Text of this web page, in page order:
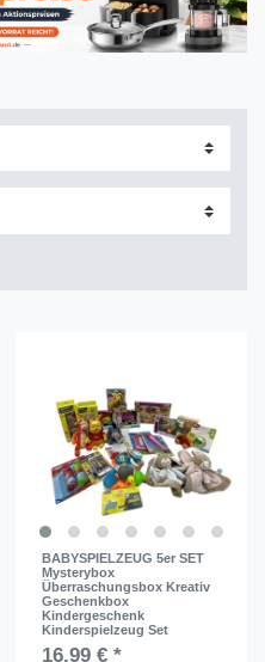
BABYSPIELZEUG 5er SET
Mysterybox
Überraschungsbox Kreativ
Geschenkbox
Kindergeschenk
Kinderspielzeug Set
16,99 € *